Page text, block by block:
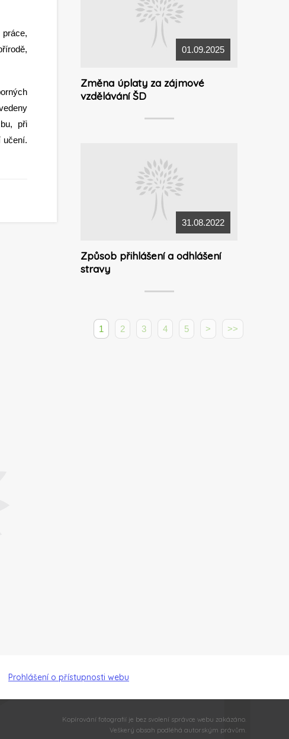
při
učení.
01.09.2025
Změna úplaty za zájmové
vzdělávání ŠD
31.08.2022
Způsob přihlášení a odhlášení
stravy
1 2 3 4 5 > >>
Prohlášení o přístupnosti webu
Kopírování fotografií je bez svolení správce webu zakázáno.
Veškerý obsah podléhá autorským právům.